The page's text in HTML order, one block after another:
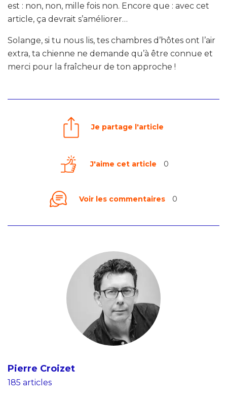
est : non, non, mille fois non. Encore que : avec cet
article, ça devrait s’améliorer…
Solange, si tu nous lis, tes chambres d’hôtes ont l’air
extra, ta chienne ne demande qu’à être connue et
merci pour la fraîcheur de ton approche !
Je partage l'article
J'aime cet article 0
Voir les commentaires 0
Pierre Croizet
185 articles